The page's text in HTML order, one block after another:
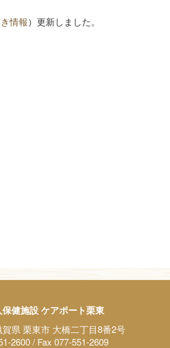
情報）更新しました。
健施設 ケアポート栗東
賀県 栗東市 大橋二丁目8番2号
2600 / Fax 077-551-2609